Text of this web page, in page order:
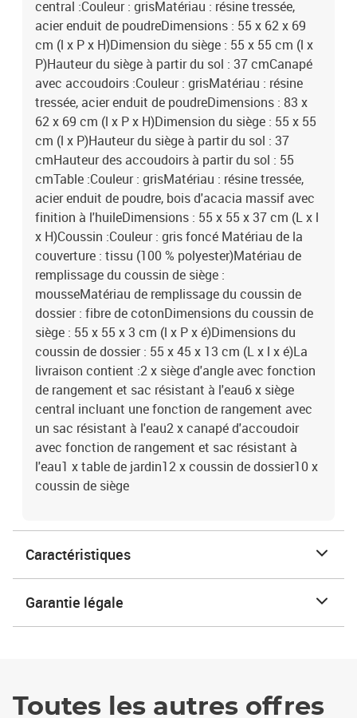
central :Couleur : grisMatériau : résine tressée,
acier enduit de poudreDimensions : 55 x 62 x 69
cm (l x P x H)Dimension du siège : 55 x 55 cm (l x
P)Hauteur du siège à partir du sol : 37 cmCanapé
avec accoudoirs :Couleur : grisMatériau : résine
tressée, acier enduit de poudreDimensions : 83 x
62 x 69 cm (l x P x H)Dimension du siège : 55 x 55
cm (l x P)Hauteur du siège à partir du sol : 37
cmHauteur des accoudoirs à partir du sol : 55
cmTable :Couleur : grisMatériau : résine tressée,
acier enduit de poudre, bois d'acacia massif avec
finition à l'huileDimensions : 55 x 55 x 37 cm (L x l
x H)Coussin :Couleur : gris foncé Matériau de la
couverture : tissu (100 % polyester)Matériau de
remplissage du coussin de siège :
mousseMatériau de remplissage du coussin de
dossier : fibre de cotonDimensions du coussin de
siège : 55 x 55 x 3 cm (l x P x é)Dimensions du
coussin de dossier : 55 x 45 x 13 cm (L x l x é)La
livraison contient :2 x siège d'angle avec fonction
de rangement et sac résistant à l'eau6 x siège
central incluant une fonction de rangement avec
un sac résistant à l'eau2 x canapé d'accoudoir
avec fonction de rangement et sac résistant à
l'eau1 x table de jardin12 x coussin de dossier10 x
coussin de siège
Caractéristiques
Garantie légale
Toutes les autres offres